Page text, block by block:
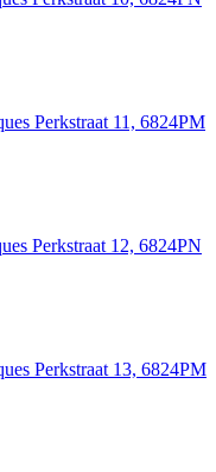
Perkstraat 11, 6824PM
Perkstraat 12, 6824PN
Perkstraat 13, 6824PM